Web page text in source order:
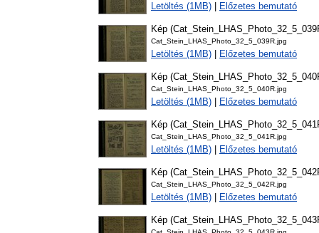
Letöltés (1MB) Előzetes bemutató
Kép
Cat_Stein_LHAS_Photo_32_5_039R.jpg
Letöltés (1MB) Előzetes bemutató
Kép
Cat_Stein_LHAS_Photo_32_5_040R.jpg
Letöltés (1MB) Előzetes bemutató
Kép
Cat_Stein_LHAS_Photo_32_5_041R.jpg
Letöltés (1MB) Előzetes bemutató
Kép
Cat_Stein_LHAS_Photo_32_5_042R.jpg
Letöltés (1MB) Előzetes bemutató
Kép